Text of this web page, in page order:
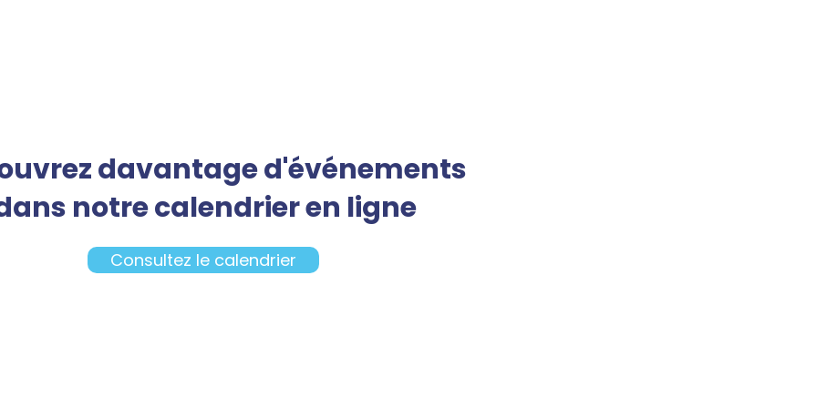
davantage d'événements
notre calendrier en ligne
Consultez le calendrier